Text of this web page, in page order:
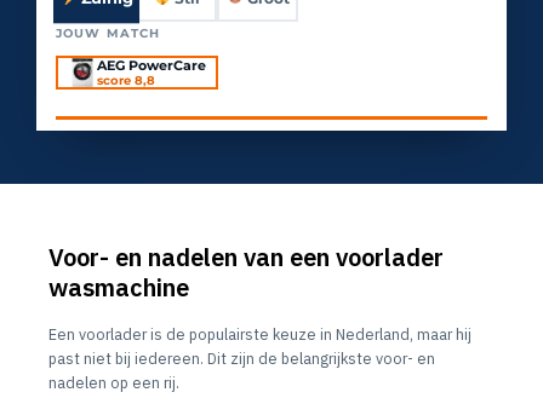
JOUW MATCH
verschijnt hier
Voor- en nadelen van een voorlader
wasmachine
Een voorlader is de populairste keuze in Nederland, maar hij
past niet bij iedereen. Dit zijn de belangrijkste voor- en
nadelen op een rij.